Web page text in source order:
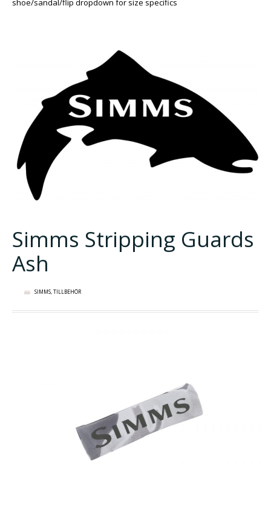
shoe/sandal/flip dropdown for size specifics
Simms Stripping Guards
Ash
SIMMS,TILLBEHÖR